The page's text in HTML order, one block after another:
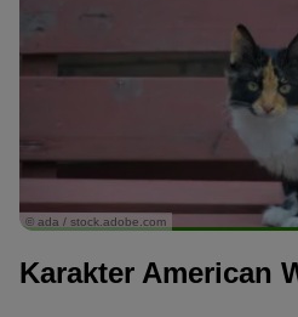
© ada / stock.adobe.com
Karakter American